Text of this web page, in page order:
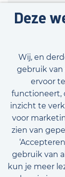
Deze
Wij, en
gebruik van
ervoor
functioneert,
inzicht te
voor
zien van
gebruik van
kun je meer
Bekijk